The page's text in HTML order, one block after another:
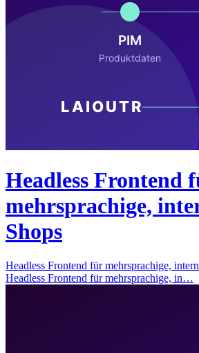
Headless Frontend
mehrsprachige,
Shops
Headless Frontend für mehrsprachige,
Headless Frontend für mehrsprachige, in…